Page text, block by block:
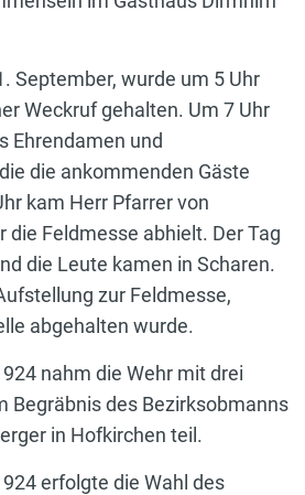
September, wurde um 5 Uhr
Weckruf gehalten. Um 7 Uhr
Ehrendamen und
die ankommenden Gäste
kam Herr Pfarrer von
die Feldmesse abhielt. Der Tag
die Leute kamen in Scharen.
zur Feldmesse,
abgehalten wurde.
nahm die Wehr mit drei
Begräbnis des Bezirksobmanns
in Hofkirchen teil.
erfolgte die Wahl des